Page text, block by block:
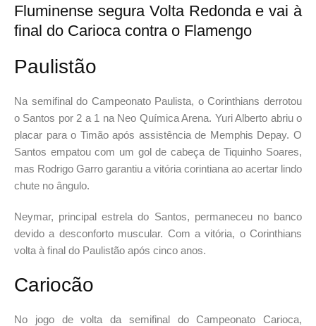
Fluminense segura Volta Redonda e vai à
final do Carioca contra o Flamengo
Paulistão
Na semifinal do Campeonato Paulista, o Corinthians derrotou
o Santos por 2 a 1 na Neo Química Arena. Yuri Alberto abriu o
placar para o Timão após assistência de Memphis Depay. O
Santos empatou com um gol de cabeça de Tiquinho Soares,
mas Rodrigo Garro garantiu a vitória corintiana ao acertar lindo
chute no ângulo.
Neymar, principal estrela do Santos, permaneceu no banco
devido a desconforto muscular. Com a vitória, o Corinthians
volta à final do Paulistão após cinco anos.
Cariocão
No jogo de volta da semifinal do Campeonato Carioca,